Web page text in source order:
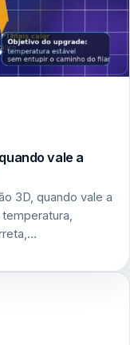
vale a
3D, quando vale a